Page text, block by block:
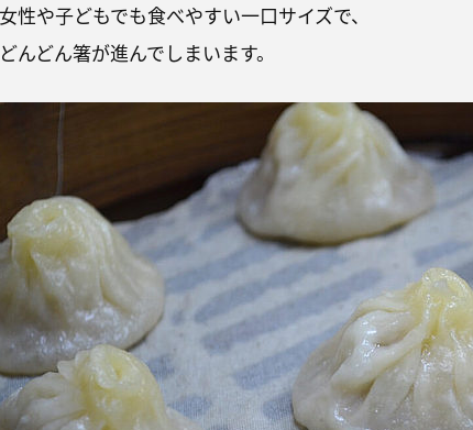
女性や子どもでも食べやすい一口サイズで、
どんどん箸が進んでしまいます。